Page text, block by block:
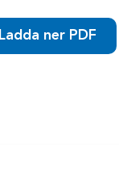
Ladda ner PDF